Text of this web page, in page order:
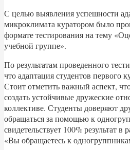
С целью выявления успешности
микроклимата куратором было
формате тестирования на тему
учебной группе».
По результатам проведенного
что адаптация студентов первого
Стоит отметить важный аспект,
создать устойчивые дружеские
коллективе. Студенты доверяют
обращаться за помощью к
свидетельствует 100% результат в
«Вы обращаетесь к